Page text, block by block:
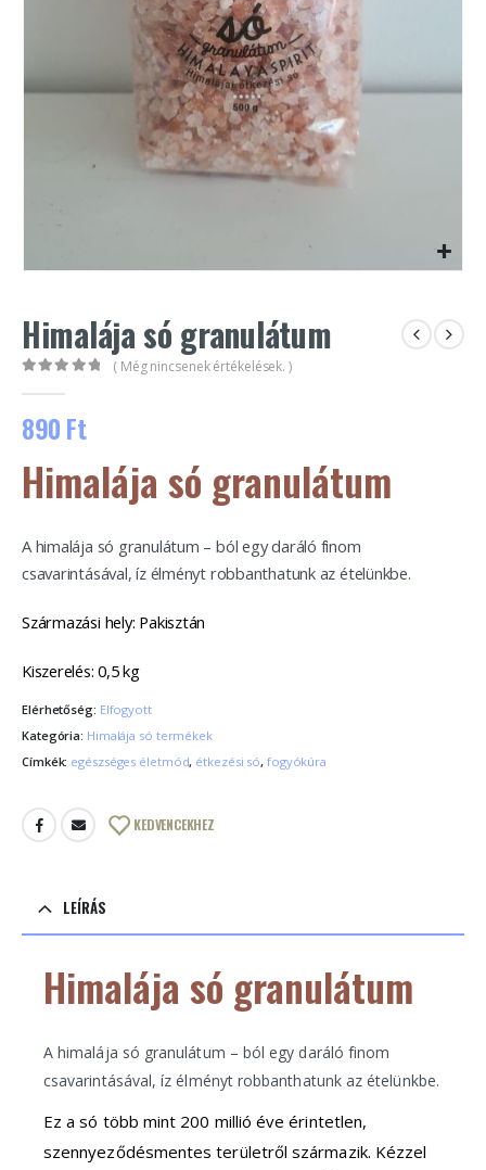
Himalája só granulátum
( Még nincsenek értékelések. )
890Ft
Himalája só granulátum
A himalája só granulátum – ból egy daráló finom
csavarintásával, íz élményt robbanthatunk az ételünkbe.
Származási hely: Pakisztán
Kiszerelés: 0,5 kg
Elérhetőség: Elfogyott
Kategória: Himalája só termékek
Címkék: egészséges életmód, étkezési só, fogyókúra
KEDVENCEKHEZ
LEÍRÁS
Himalája só granulátum
A himalája só granulátum – ból egy daráló finom
csavarintásával, íz élményt robbanthatunk az ételünkbe.
Ez a só több mint 200 millió éve érintetlen,
szennyeződésmentes területről származik. Kézzel